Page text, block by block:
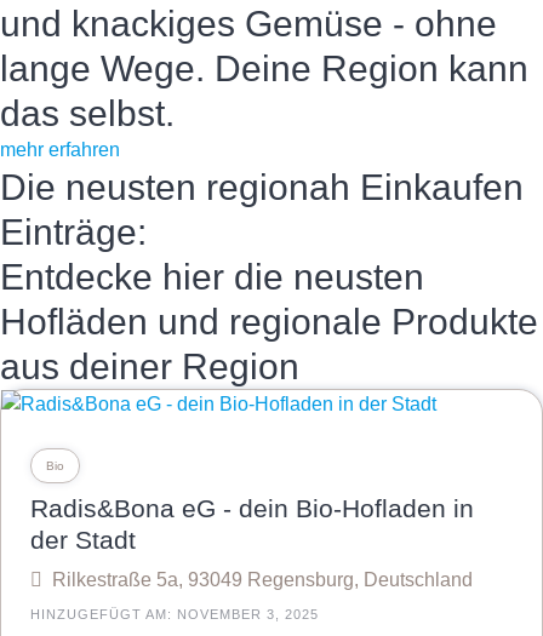
und knackiges Gemüse - ohne
lange Wege. Deine Region kann
das selbst.
mehr erfahren
Die neusten regionah Einkaufen
Einträge:
Entdecke hier die neusten
Hofläden und regionale Produkte
aus deiner Region
Bio
Radis&Bona eG - dein Bio-Hofladen in
der Stadt
Rilkestraße 5a, 93049 Regensburg, Deutschland
HINZUGEFÜGT AM: NOVEMBER 3, 2025